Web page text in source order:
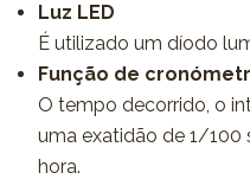
Luz LED
É utilizado um díodo
Função de
O tempo decorrido, o
uma exatidão de 1/100
hora.